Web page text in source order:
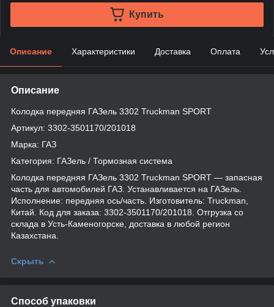
Купить
Описание Характеристики Доставка Оплата
Описание
Колодка передняя ГАЗель 3302 Truckman SPORT
Артикул: 3302-3501170/201018
Марка: ГАЗ
Категория: ГАЗель / Тормозная система
Колодка передняя ГАЗель 3302 Truckman SPORT — запасная
часть для автомобилей ГАЗ. Устанавливается на ГАЗель.
Исполнение: передняя ось/часть. Изготовитель: Truckman,
Китай. Код для заказа: 3302-3501170/201018. Отгрузка со
склада в Усть-Каменогорске, доставка в любой регион
Казахстана.
Скрыть
Способ упаковки